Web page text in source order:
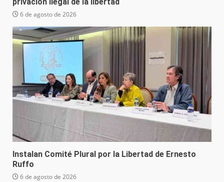
privación ilegal de la libertad
6 de agosto de 2026
Instalan Comité Plural por la Libertad de Ernesto
Ruffo
6 de agosto de 2026